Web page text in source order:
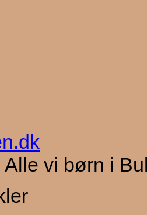
Alle vi børn i